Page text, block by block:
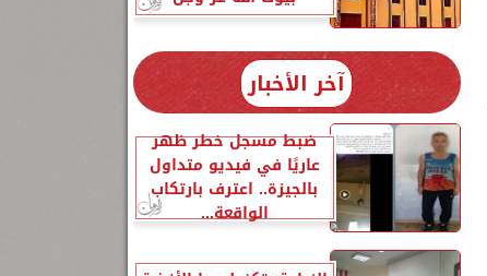
آخر الأخبار
ضبط مسجل خطر ظهر
عاريًا في فيديو متداول
بالجيزة.. اعترف بارتكاب
الواقعة...